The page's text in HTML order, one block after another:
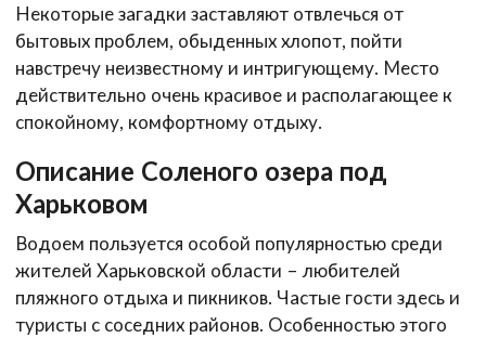
Некоторые загадки заставляют отвлечься от
бытовых проблем, обыденных хлопот, пойти
навстречу неизвестному и интригующему. Место
действительно очень красивое и располагающее к
спокойному, комфортному отдыху.
Описание Соленого озера под
Харьковом
Водоем пользуется особой популярностью среди
жителей Харьковской области – любителей
пляжного отдыха и пикников. Частые гости здесь и
туристы с соседних районов. Особенностью этого